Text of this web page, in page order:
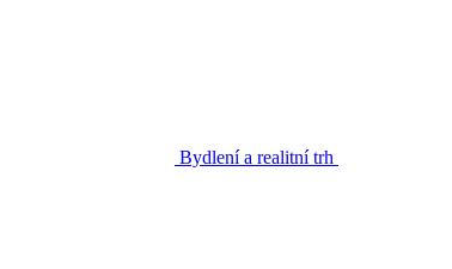
Bydlení a realitní trh